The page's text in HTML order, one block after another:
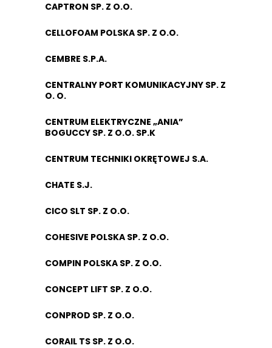
CAPTRON SP. Z O.O.
CELLOFOAM POLSKA SP. Z O.O.
CEMBRE S.P.A.
CENTRALNY PORT KOMUNIKACYJNY SP. Z
O. O.
CENTRUM ELEKTRYCZNE „ANIA”
BOGUCCY SP. Z O.O. SP.K
CENTRUM TECHNIKI OKRĘTOWEJ S.A.
CHATE S.J.
CICO SLT SP. Z O.O.
COHESIVE POLSKA SP. Z O.O.
COMPIN POLSKA SP. Z O.O.
CONCEPT LIFT SP. Z O.O.
CONPROD SP. Z O.O.
CORAIL TS SP. Z O.O.